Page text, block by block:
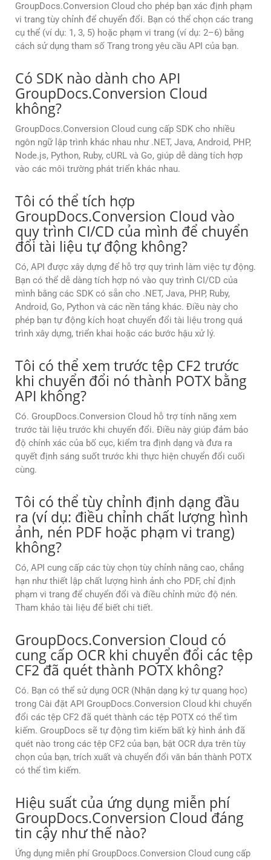
GroupDocs.Conversion Cloud cho phép bạn xác định phạm
vi trang tùy chỉnh để chuyển đổi. Bạn có thể chọn các trang
cụ thể (ví dụ: 1, 3, 5) hoặc phạm vi trang (ví dụ: 2–6) bằng
cách sử dụng tham số Trang trong yêu cầu API của bạn.
Có SDK nào dành cho API
GroupDocs.Conversion Cloud
không?
GroupDocs.Conversion Cloud cung cấp SDK cho nhiều
ngôn ngữ lập trình khác nhau như .NET, Java, Android, PHP,
Node.js, Python, Ruby, cURL và Go, giúp dễ dàng tích hợp
vào các môi trường phát triển khác nhau.
Tôi có thể tích hợp
GroupDocs.Conversion Cloud vào
quy trình CI/CD của mình để chuyển
đổi tài liệu tự động không?
Có, API được xây dựng để hỗ trợ quy trình làm việc tự động.
Bạn có thể dễ dàng tích hợp nó vào quy trình CI/CD của
mình bằng các SDK có sẵn cho .NET, Java, PHP, Ruby,
Android, Go, Python và các nền tảng khác. Điều này cho
phép bạn tự động kích hoạt chuyển đổi tài liệu trong quá
trình xây dựng, triển khai hoặc các bước hậu xử lý.
Tôi có thể xem trước tệp CF2 trước
khi chuyển đổi nó thành POTX bằng
API không?
Có. GroupDocs.Conversion Cloud hỗ trợ tính năng xem
trước tài liệu trước khi chuyển đổi. Điều này giúp đảm bảo
độ chính xác của bố cục, kiểm tra định dạng và đưa ra
quyết định sáng suốt trước khi thực hiện chuyển đổi cuối
cùng.
Tôi có thể tùy chỉnh định dạng đầu
ra (ví dụ: điều chỉnh chất lượng hình
ảnh, nén PDF hoặc phạm vi trang)
không?
Có, API cung cấp các tùy chọn tùy chỉnh nâng cao, chẳng
hạn như thiết lập chất lượng hình ảnh cho PDF, chỉ định
phạm vi trang để chuyển đổi và điều chỉnh mức độ nén.
Tham khảo tài liệu để biết chi tiết.
GroupDocs.Conversion Cloud có
cung cấp OCR khi chuyển đổi các tệp
CF2 đã quét thành POTX không?
Có. Bạn có thể sử dụng OCR (Nhận dạng ký tự quang học)
trong Cài đặt API GroupDocs.Conversion Cloud khi chuyển
đổi các tệp CF2 đã quét thành các tệp POTX có thể tìm
kiếm. GroupDocs sẽ tự động tìm kiếm bất kỳ hình ảnh đã
quét nào trong các tệp CF2 của bạn, bật OCR dựa trên tùy
chọn của bạn, trích xuất và chuyển đổi văn bản thành POTX
có thể tìm kiếm.
Hiệu suất của ứng dụng miễn phí
GroupDocs.Conversion Cloud đáng
tin cậy như thế nào?
Ứng dụng miễn phí GroupDocs.Conversion Cloud cung cấp